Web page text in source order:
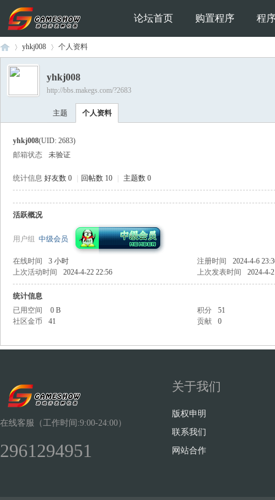
论坛首页 购置程序 程
Sh
›
yhkj008 个人资料
yhkj008
http://bbs.makegs.com/?2683
主题 个人资料
yhkj008(UID: 2683)
邮箱状态
未验证
统计信息 好友数 0 回帖数 10 主题数 0
活跃概况
用户组 中级会员
在线时间 3 小时 注册时间
2024-4-6
上次活动时间
2024-4-22 22:56 上次发表时间 2024-4-
统计信息
已用空间
0 B 积分
51
社区金币
41 贡献 0
在线客服（工作时间:9:00-24:00）
2961294951
关于我们
版权申明
联系我们
网站合作